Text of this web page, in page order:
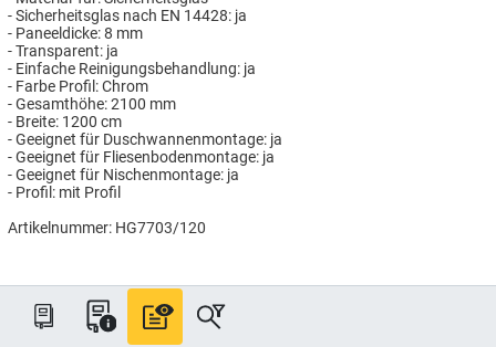
- Sicherheitsglas nach EN 14428: ja
- Paneeldicke: 8 mm
- Transparent: ja
- Einfache Reinigungsbehandlung: ja
- Farbe Profil: Chrom
- Gesamthöhe: 2100 mm
- Breite: 1200 cm
- Geeignet für Duschwannenmontage: ja
- Geeignet für Fliesenbodenmontage: ja
- Geeignet für Nischenmontage: ja
- Profil: mit Profil
Artikelnummer: HG7703/120